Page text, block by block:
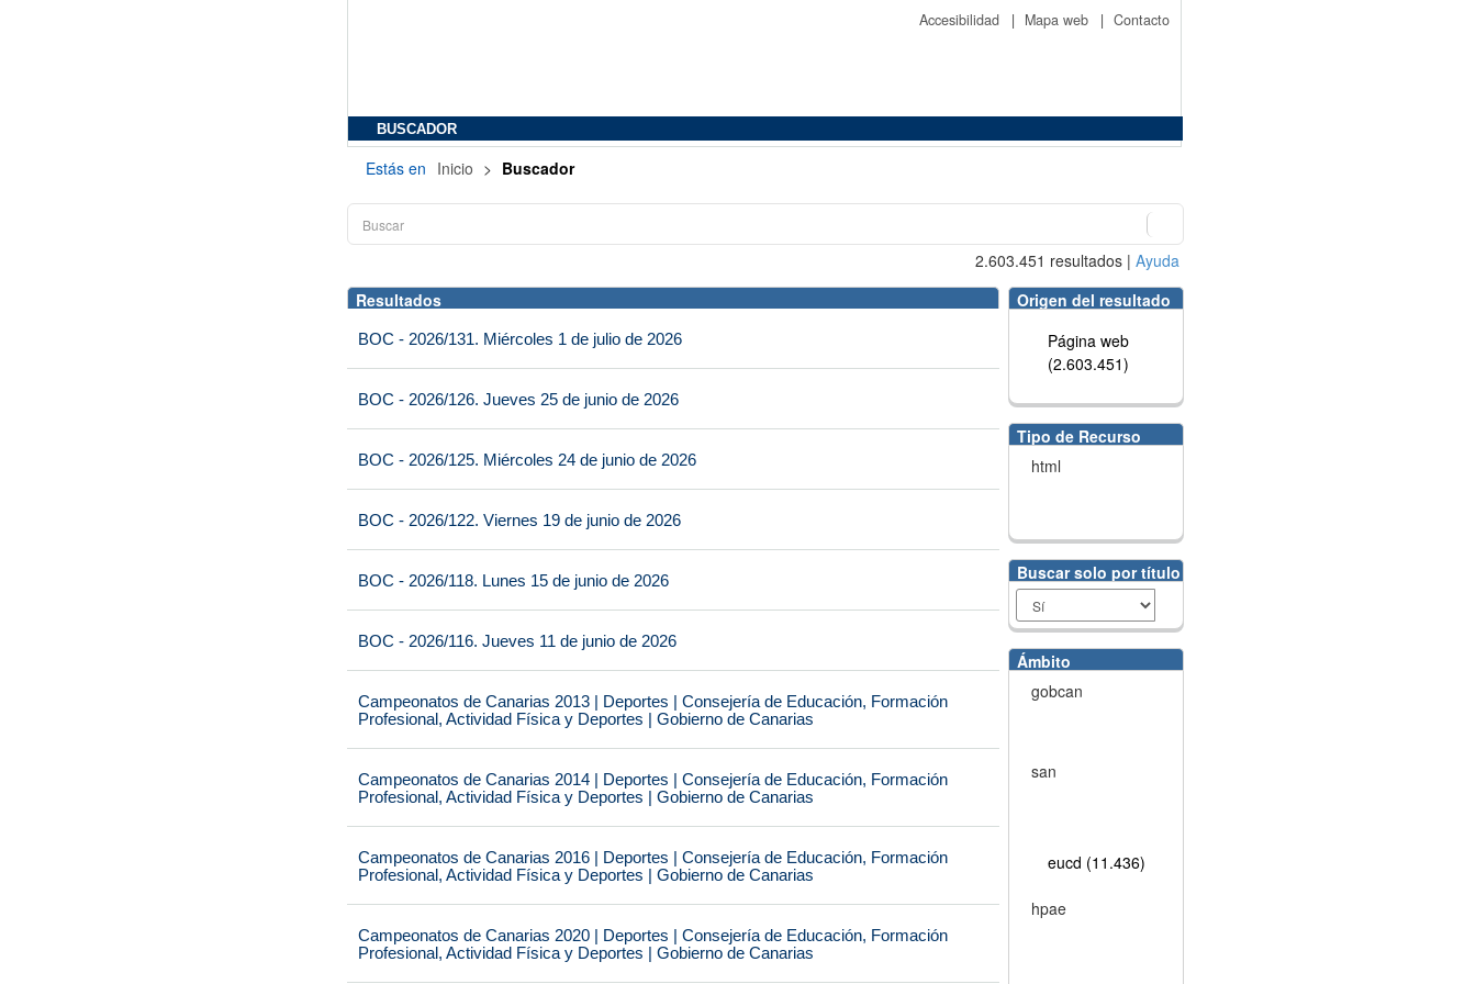
Accesibilidad | Mapa web | Contacto
BUSCADOR
Estás en Inicio > Buscador
2.603.451 resultados | Ayuda
Resultados
BOC - 2026/131. Miércoles 1 de julio de 2026
BOC - 2026/126. Jueves 25 de junio de 2026
BOC - 2026/125. Miércoles 24 de junio de 2026
BOC - 2026/122. Viernes 19 de junio de 2026
BOC - 2026/118. Lunes 15 de junio de 2026
BOC - 2026/116. Jueves 11 de junio de 2026
Campeonatos de Canarias 2013 | Deportes | Consejería de Educación, Formación
Profesional, Actividad Física y Deportes | Gobierno de Canarias
Campeonatos de Canarias 2014 | Deportes | Consejería de Educación, Formación
Profesional, Actividad Física y Deportes | Gobierno de Canarias
Campeonatos de Canarias 2016 | Deportes | Consejería de Educación, Formación
Profesional, Actividad Física y Deportes | Gobierno de Canarias
Campeonatos de Canarias 2020 | Deportes | Consejería de Educación, Formación
Profesional, Actividad Física y Deportes | Gobierno de Canarias
Origen del resultado
Página web
(2.603.451)
Tipo de Recurso
html
Buscar solo por título
Ámbito
gobcan
san
eucd (11.436)
hpae